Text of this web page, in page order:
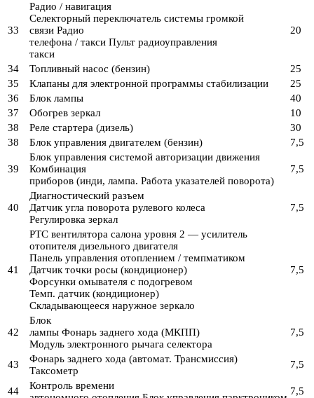
33
Радио / навигация
Селекторный переключатель системы громкой
связи Радио
телефона / такси Пульт радиоуправления
такси
20
34 Топливный насос (бензин)
25
35
Клапаны для электронной программы стабилизации
25
36
Блок лампы
40
37
Обогрев зеркал
10
38
Реле стартера (дизель)
30
38
Блок управления двигателем (бензин) 7,5
39
Блок управления системой авторизации движения
Комбинация
приборов (инди, лампа. Работа указателей поворота)
7,5
40
Диагностический разъем
Датчик угла поворота рулевого колеса
Регулировка зеркал
7,5
41
PTC вентилятора салона уровня 2 — усилитель
отопителя дизельного двигателя
Панель управления отоплением / темпматиком
Датчик точки росы (кондиционер)
Форсунки омывателя с подогревом
Темп. датчик (кондиционер)
Складывающееся наружное зеркало
7,5
42
Блок
лампы Фонарь заднего хода (МКПП)
Модуль электронного рычага селектора
7,5
43
Фонарь заднего хода (автомат. Трансмиссия)
Таксометр
7,5
44
Контроль времени
7,5